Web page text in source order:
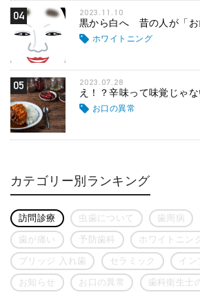
04 2023.11.10
黒から白へ 昔の人が「お
ホワイトニング
05 2023.07.28
え！？辛味って味覚じゃな
お口の異常
カテゴリー別ランキング
訪問診療 虫歯について 歯周病
歯が痛い 予防歯科 ホワイトニン
ブリッジ 入れ歯 セラミック イン
お知らせ お口の異常 歯科衛生士